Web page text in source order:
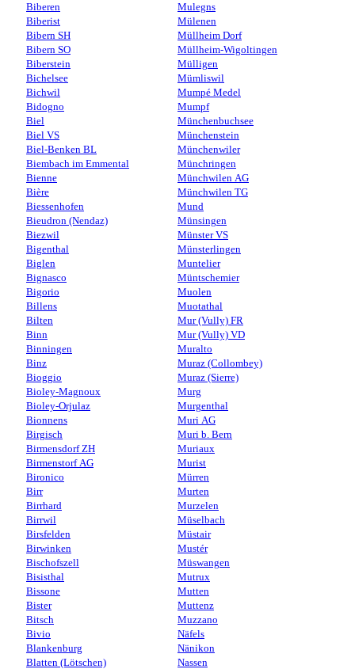
Biberen
Biberist
Bibern SH
Bibern SO
Biberstein
Bichelsee
Bichwil
Bidogno
Biel
Biel VS
Biel-Benken BL
Biembach im Emmental
Bienne
Bière
Biessenhofen
Bieudron (Nendaz)
Biezwil
Bigenthal
Biglen
Bignasco
Bigorio
Billens
Bilten
Binn
Binningen
Binz
Bioggio
Bioley-Magnoux
Bioley-Orjulaz
Bionnens
Birgisch
Birmensdorf ZH
Birmenstorf AG
Bironico
Birr
Birrhard
Birrwil
Birsfelden
Birwinken
Bischofszell
Bisisthal
Bissone
Bister
Bitsch
Bivio
Blankenburg
Blatten (Lötschen)
Mulegns
Mülenen
Müllheim Dorf
Müllheim-Wigoltingen
Mülligen
Mümliswil
Mumpé Medel
Mumpf
Münchenbuchsee
Münchenstein
Münchenwiler
Münchringen
Münchwilen AG
Münchwilen TG
Mund
Münsingen
Münster VS
Münsterlingen
Muntelier
Müntschemier
Muolen
Muotathal
Mur (Vully) FR
Mur (Vully) VD
Muralto
Muraz (Collombey)
Muraz (Sierre)
Murg
Murgenthal
Muri AG
Muri b. Bern
Muriaux
Murist
Mürren
Murten
Murzelen
Müselbach
Müstair
Mustér
Müswangen
Mutrux
Mutten
Muttenz
Muzzano
Näfels
Nänikon
Nassen